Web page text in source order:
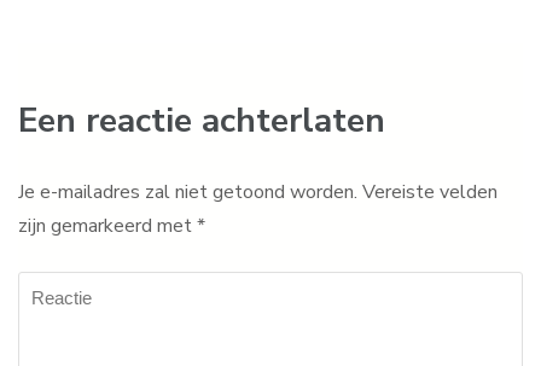
Een reactie achterlaten
Je e-mailadres zal niet getoond worden. Vereiste velden
zijn gemarkeerd met*
Reactie